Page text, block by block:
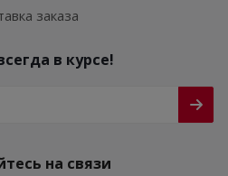
заказа
в курсе!
на связи